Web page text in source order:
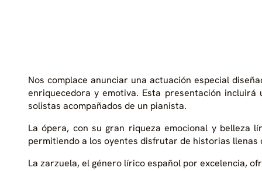
Nos complace anunciar una actuación especial
enriquecedora y emotiva. Esta presentación
solistas acompañados de un pianista.
La ópera, con su gran riqueza emocional y belleza
permitiendo a los oyentes disfrutar de historias llenas
La zarzuela, el género lírico español por excelencia,